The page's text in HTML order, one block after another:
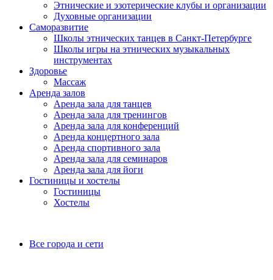
Этнические и эзотерические клубы и организации
Духовные организации
Саморазвитие
Школы этнических танцев в Санкт-Петербурге
Школы игры на этнических музыкальных
инструментах
Здоровье
Массаж
Аренда залов
Аренда зала для танцев
Аренда зала для тренингов
Аренда зала для конференций
Аренда концертного зала
Аренда спортивного зала
Аренда зала для семинаров
Аренда зала для йоги
Гостиницы и хостелы
Гостиницы
Хостелы
Все города и сети